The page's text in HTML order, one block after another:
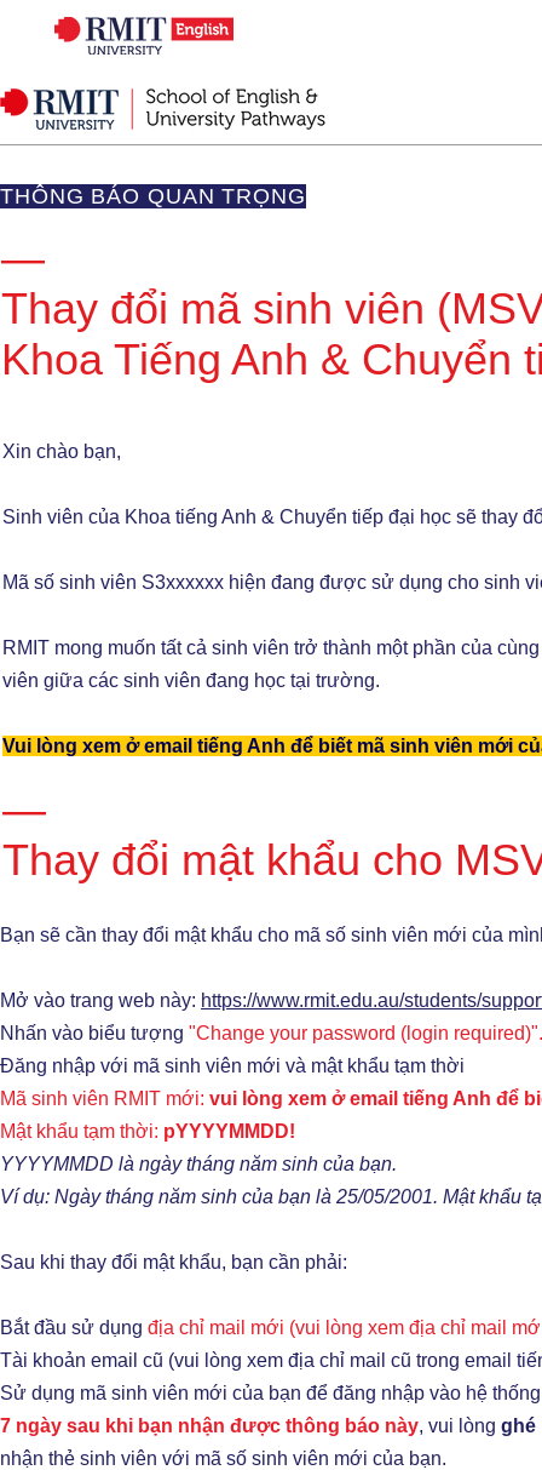
​THÔNG BÁO QUAN TRỌNG
—
Thay đổi mã sinh viên
Khoa Tiếng Anh & Chuyển
Xin chào bạn,
Sinh viên của Khoa tiếng Anh & Chuyển tiếp đại học sẽ thay
Mã số sinh viên S3xxxxxx hiện đang được sử dụng cho sinh
RMIT mong muốn tất cả sinh viên trở thành một phần của
viên giữa các sinh viên đang học tại trường.
Vui lòng xem ở email tiếng Anh để biết mã sinh viên mới
Annoucement
—
Thay đổi mật khẩu cho
Bạn sẽ cần thay đổi mật khẩu cho mã số sinh viên mới của
Mở vào trang web này: https://www.rmit.edu.au/students/
Nhấn vào biểu tượng "Change your password (login required)".
Đăng nhập với mã sinh viên mới và mật khẩu tạm thời
Mã sinh viên RMIT mới: vui lòng xem ở email tiếng Anh để
Mật khẩu tạm thời: pYYYYMMDD!
YYYYMMDD là ngày tháng năm sinh của bạn.
Ví dụ: Ngày tháng năm sinh của bạn là 25/05/2001. Mật khẩu
Sau khi thay đổi mật khẩu, bạn cần phải:
Bắt đầu sử dụng địa chỉ mail mới (vui lòng xem địa chỉ mail
Tài khoản email cũ (vui lòng xem địa chỉ mail cũ trong email
Sử dụng mã sinh viên mới của bạn để đăng nhập vào hệ
7 ngày sau khi bạn nhận được thông báo này, vui lòng ghé
nhận thẻ sinh viên với mã số sinh viên mới của bạn.